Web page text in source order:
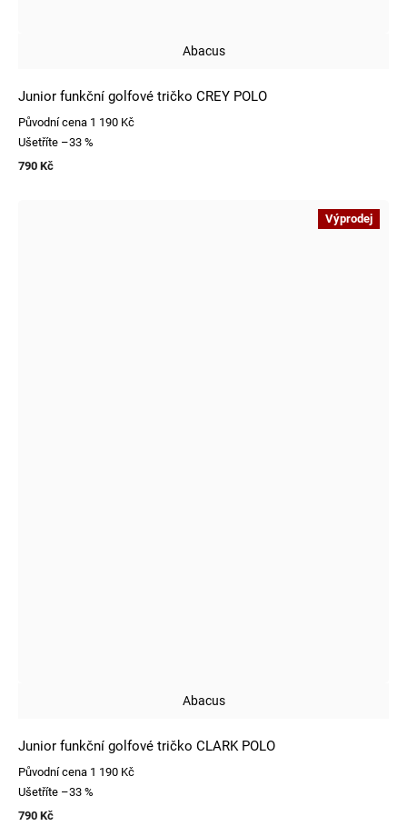
Abacus
Junior funkční golfové tričko CREY POLO
Původní cena 1 190 Kč
Ušetříte –33 %
790 Kč
Výprodej
Abacus
Junior funkční golfové tričko CLARK POLO
Původní cena 1 190 Kč
Ušetříte –33 %
790 Kč